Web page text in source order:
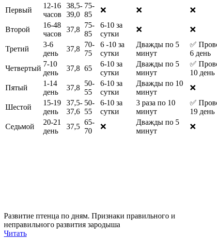
Первый
12-16
часов
38,5-
39,0
75-
85
❌ ❌ ❌
Второй
16-48
часов
37,8
75-
85
6-10 за
сутки
❌ ❌
Третий
3-6
день
37,8
70-
75
6 -10 за
сутки
Дважды по 5
минут
✅
6 день
Четвертый
7-10
день
37,8 65
6-10 за
сутки
Дважды по 5
минут
✅
10 день
Пятый
1-14
день
37,8
50-
55
6-10 за
сутки
Дважды по 10
минут
❌
Шестой
15-19
день
37,5-
37,6
50-
55
6-10 за
сутки
3 раза по 10
минут
✅
19 день
Седьмой
20-21
день
37,5
65-
70
❌
Дважды по 5
минут
❌
Развитие птенца по дням. Признаки правильного и
неправильного развития зародыша
Читать